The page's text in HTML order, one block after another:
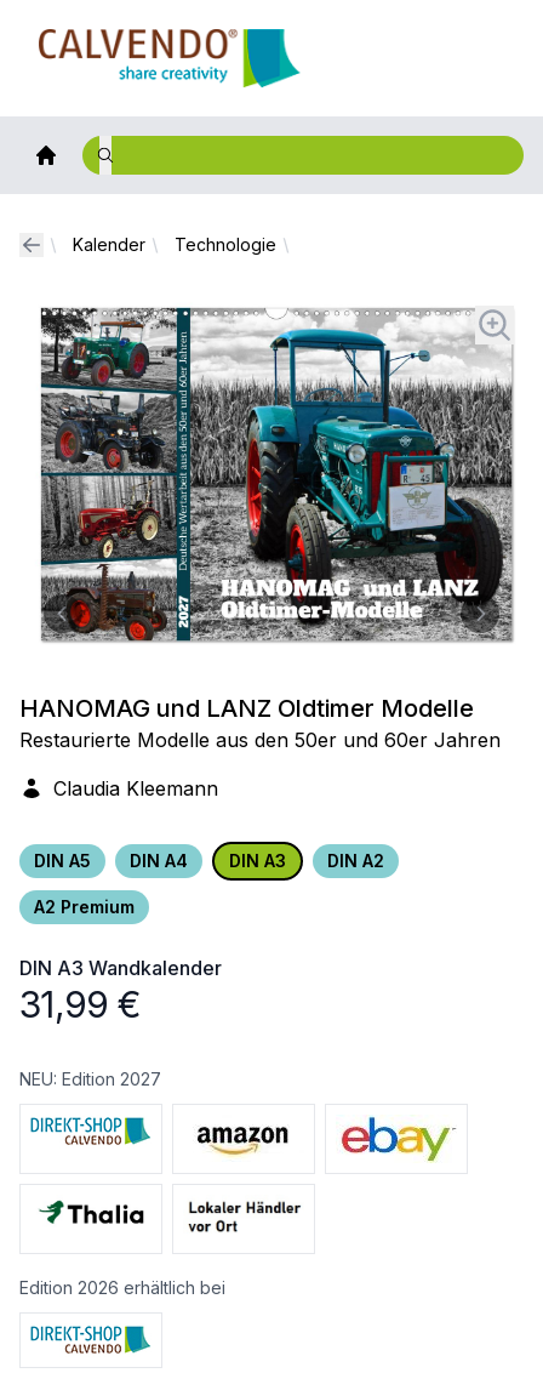
Calvendo
Kalender Technologie
HANOMAG und LANZ Oldtimer Modelle
Restaurierte Modelle aus den 50er und 60er Jahren
Claudia Kleemann
DIN A5 DIN A4 DIN A3 DIN A2
A2 Premium
DIN A3 Wandkalender
31,99 €
NEU: Edition 2027
Edition 2026 erhältlich bei